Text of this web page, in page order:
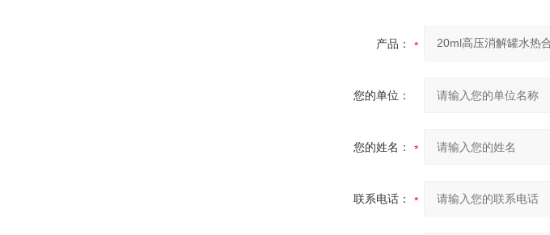
产品：
您的单位：
您的姓名：
联系电话：